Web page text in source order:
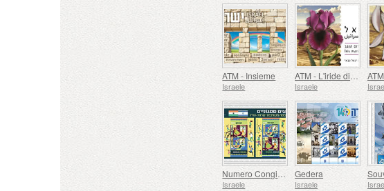
ATM - Insieme
Israele
ATM - L'iride di Maria
Israele
Numero Congiunto Israele-India
Israele
Gedera
Israele